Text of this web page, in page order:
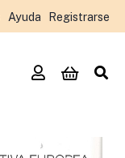
Ayuda Registrarse